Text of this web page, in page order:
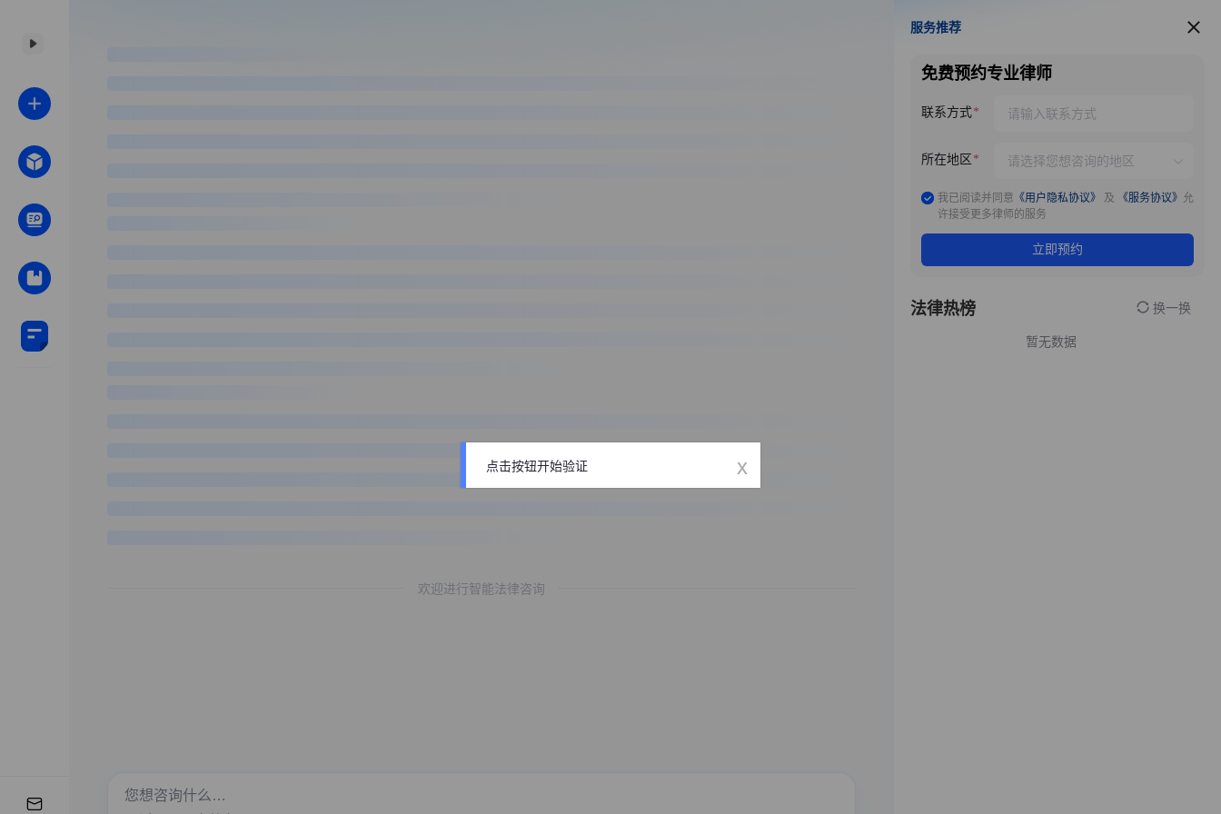
欢迎进行智能法律咨询
服务推荐
服务推荐
免费预约专业律师
联系方式
所在地区
我已阅读并同意 《用户隐私协议》 及 《服务协议》 允
许接受更多律师的服务
立即预约
法律热榜 换一换
暂无数据
点击按钮开始验证 x